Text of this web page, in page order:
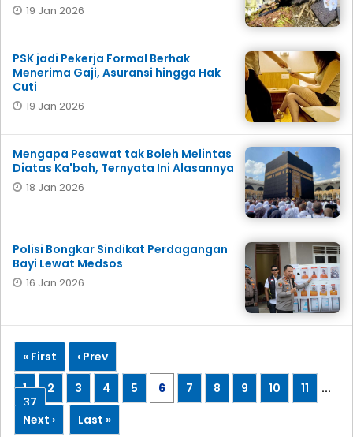
19 Jan 2026
PSK jadi Pekerja Formal Berhak
Menerima Gaji, Asuransi hingga Hak
Cuti
19 Jan 2026
Mengapa Pesawat tak Boleh Melintas
Diatas Ka'bah, Ternyata Ini Alasannya
18 Jan 2026
Polisi Bongkar Sindikat Perdagangan
Bayi Lewat Medsos
16 Jan 2026
« First
‹ Prev
1
2 3 4 5 6 7 8 9 10 11
...
37
Next ›
Last »